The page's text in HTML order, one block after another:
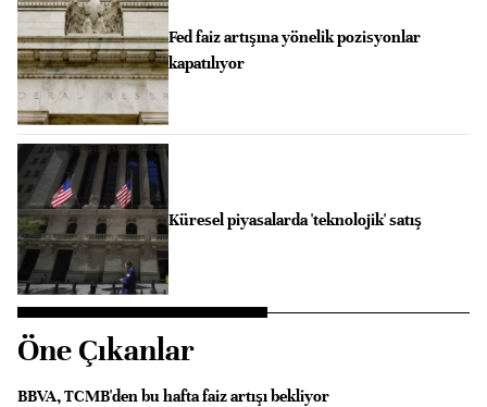
Fed faiz artışına yönelik pozisyonlar
kapatılıyor
Küresel piyasalarda 'teknolojik' satış
Öne Çıkanlar
BBVA, TCMB'den bu hafta faiz artışı bekliyor